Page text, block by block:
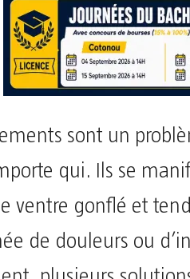
sont un
qui. Ils se
ventre gonflé et
de douleurs ou